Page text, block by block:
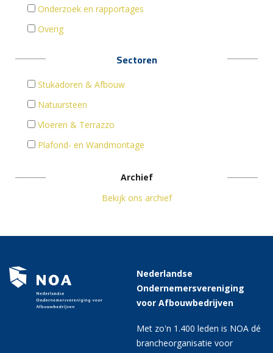
Onderzoek en rapportages
Overig
Sectoren
Stukadoren & Afbouw
Natuursteen
Vloeren & Terrazzo
Plafond- en Wandmontage
Archief
Bekijk ons archief
Nederlandse
Ondernemersvereniging
voor Afbouwbedrijven
Met zo'n 1.400 leden is NOA dé
brancheorganisatie voor